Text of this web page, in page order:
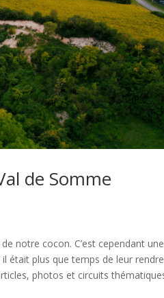
de Somme
notre cocon. C’est cependant une
il était plus que temps de leur
photos et circuits